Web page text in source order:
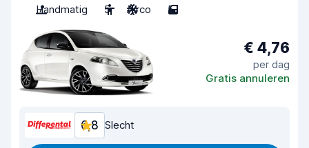
Handmatig
5 Airco 5
€ 4,76
per dag
Gratis annuleren
6,8 Slecht